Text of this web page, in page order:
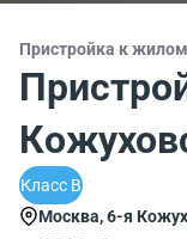
Пристройка к
Класс B
Москва, 6-я